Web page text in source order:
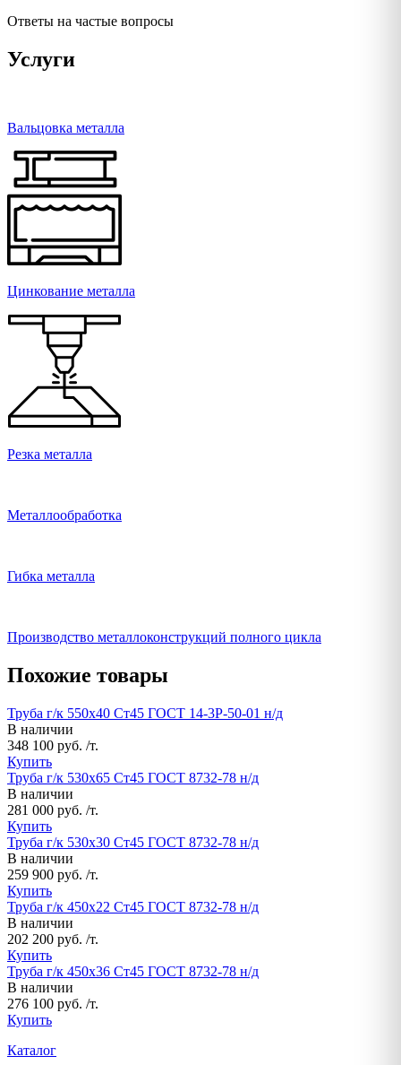
Ответы на частые вопросы
Услуги
Вальцовка металла
Цинкование металла
Резка металла
Металлообработка
Гибка металла
Производство металлоконструкций полного цикла
Похожие товары
Труба г/к 550х40 Ст45 ГОСТ 14-3Р-50-01 н/д
В наличии
348 100 руб. /т.
Купить
Труба г/к 530х65 Ст45 ГОСТ 8732-78 н/д
В наличии
281 000 руб. /т.
Купить
Труба г/к 530х30 Ст45 ГОСТ 8732-78 н/д
В наличии
259 900 руб. /т.
Купить
Труба г/к 450х22 Ст45 ГОСТ 8732-78 н/д
В наличии
202 200 руб. /т.
Купить
Труба г/к 450х36 Ст45 ГОСТ 8732-78 н/д
В наличии
276 100 руб. /т.
Купить
Каталог